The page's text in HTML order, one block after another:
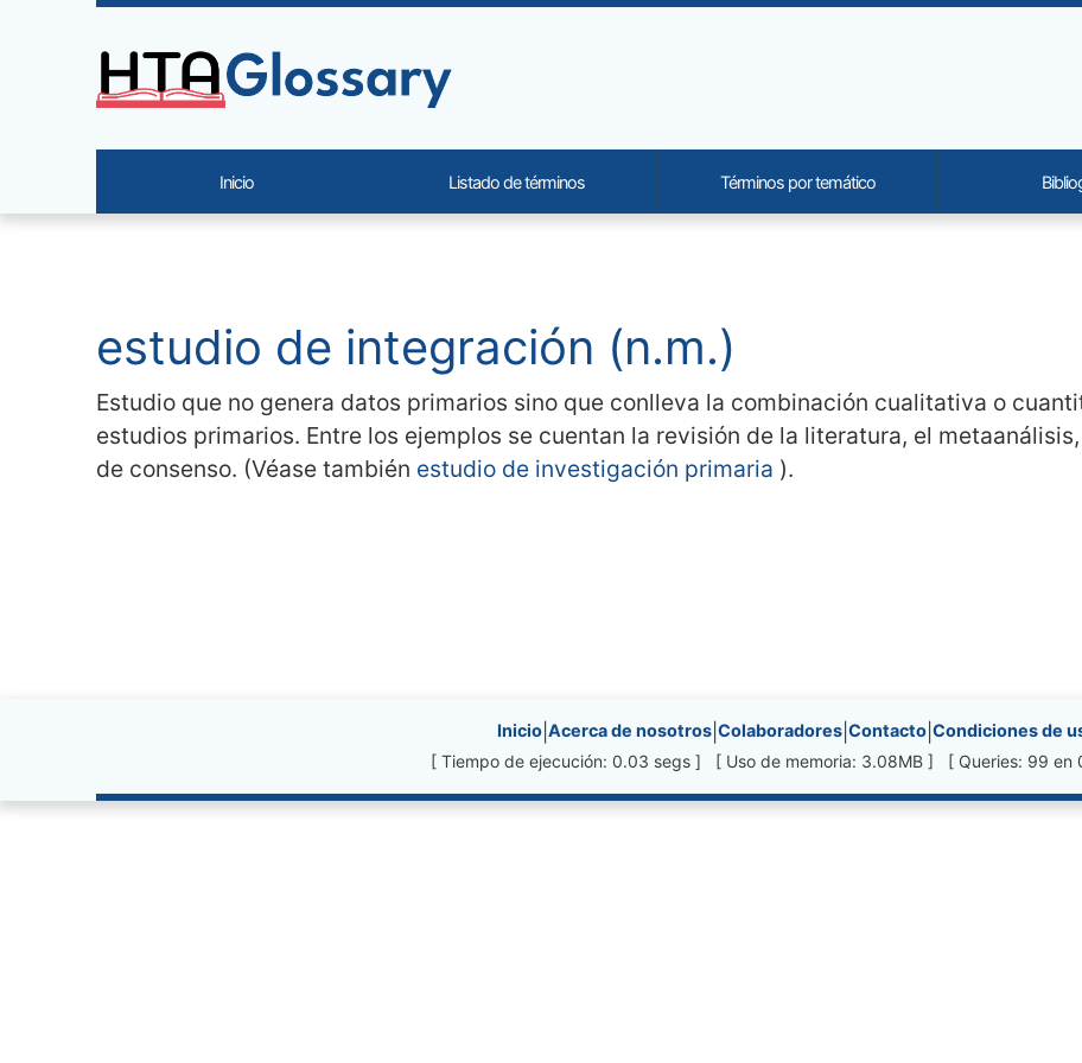
Navigation and related functionality and content
estudio de integración (n.m.)
Estudio que no genera datos primarios sino que conlleva la combinación cualitativa o
estudios primarios. Entre los ejemplos se cuentan la revisión de la literatura, el
de consenso. (Véase también estudio de investigación primaria ).
Site information, links, etc.
Inicio Acerca de nosotros Colaboradores Contacto Condiciones de
[ Tiempo de ejecución: 0.03 segs ] [ Uso de memoria: 3.08MB ] [ Queries: 99 en
Site identity, navigation, etc.
Inicio Listado de términos Términos por temático